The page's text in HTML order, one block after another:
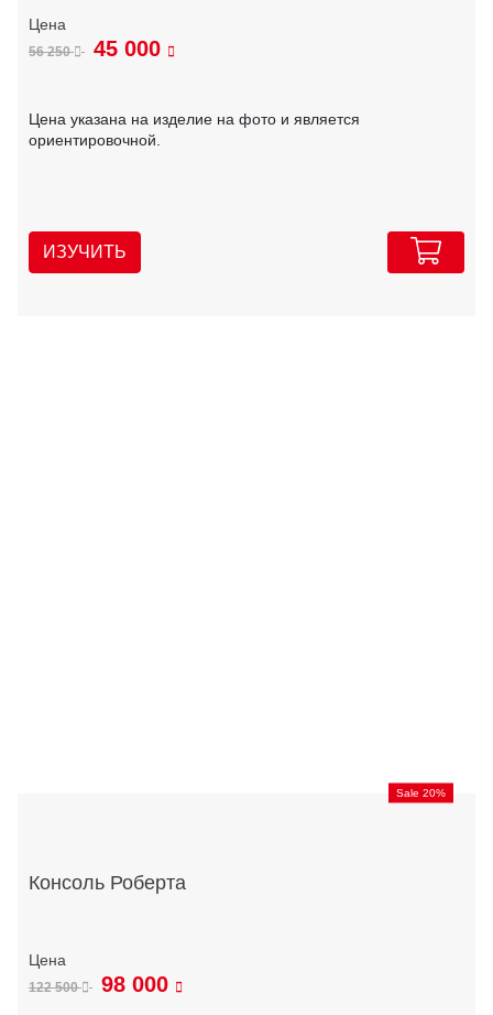
56 250 45 000
Цена указана на изделие на фото и является
ориентировочной.
ИЗУЧИТЬ
Sale 20%
Консоль Роберта
122 500 98 000